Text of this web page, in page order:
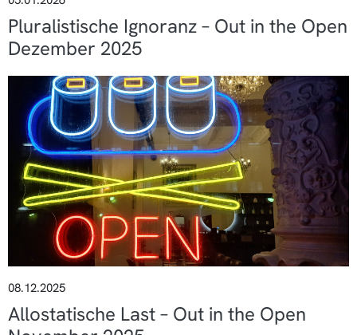
Pluralistische Ignoranz – Out in the Open
Dezember 2025
08.12.2025
Allostatische Last – Out in the Open